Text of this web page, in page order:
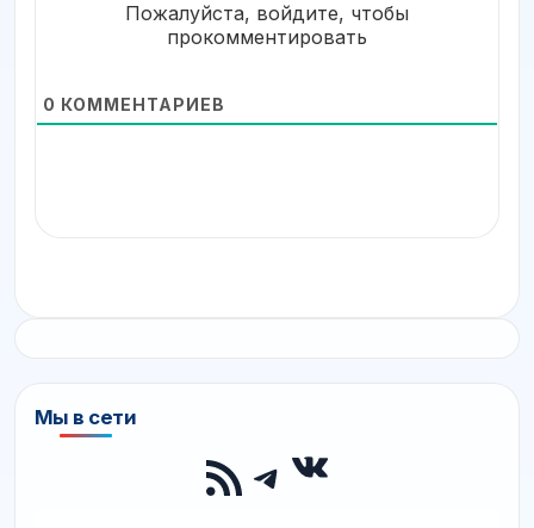
Пожалуйста, войдите, чтобы
прокомментировать
0 КОММЕНТАРИЕВ
Мы в сети
RSS-лента
Telegram
ВКонтакте